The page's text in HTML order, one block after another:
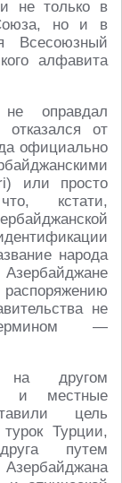
не только в
но и в
Всесоюзный
алфавита
оправдал
отказался от
официально
или просто
кстати,
народа
не
—
другом
и местные
цель
Турции,
путем